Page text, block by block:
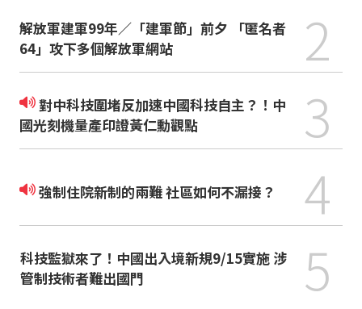
解放軍建軍99年／「建軍節」前夕 「匿名者
64」攻下多個解放軍網站
2
對中科技圍堵反加速中國科技自主？！中
國光刻機量產印證黃仁勳觀點
3
強制住院新制的兩難 社區如何不漏接？ 4
科技監獄來了！中國出入境新規9/15實施 涉
管制技術者難出國門
5